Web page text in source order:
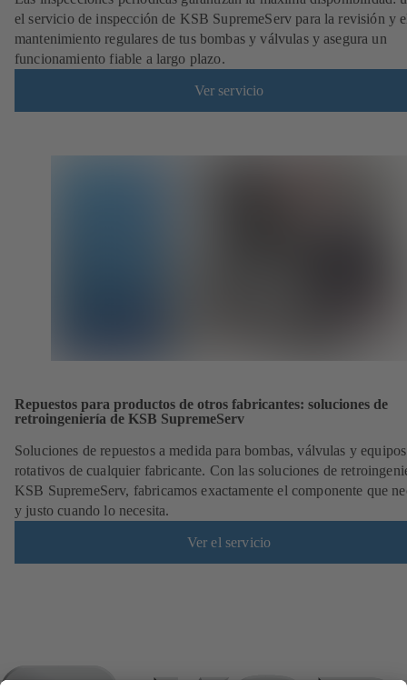
el servicio de inspección de KSB SupremeServ para la revisión y
mantenimiento regulares de tus bombas y válvulas y asegura un
funcionamiento fiable a largo plazo.
Ver servicio
Repuestos para productos de otros fabricantes: soluciones de
retroingeniería de KSB SupremeServ
Soluciones de repuestos a medida para bombas, válvulas y equipos
rotativos de cualquier fabricante. Con las soluciones de
KSB SupremeServ, fabricamos exactamente el componente que
y justo cuando lo necesita.
Ver el servicio